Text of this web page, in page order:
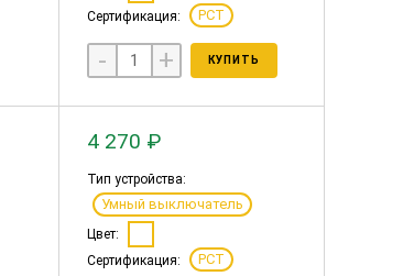
Сертификация:
РСТ
- + КУПИТЬ
4 270 ₽
Тип устройства:
Умный выключатель
Цвет:
Сертификация:
РСТ